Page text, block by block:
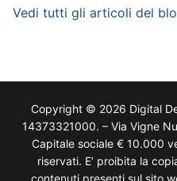
Vedi tutti gli articoli del
Copyright © 2026 Digital
14373321000. – Via Vigne
Capitale sociale € 10.000
riservati. E’ proibita la